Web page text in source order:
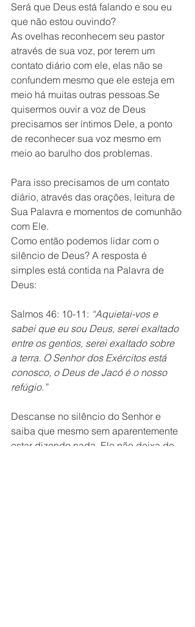
Será que Deus está falando e sou eu
que não estou ouvindo?
As ovelhas reconhecem seu pastor
através de sua voz, por terem um
contato diário com ele, elas não se
confundem mesmo que ele esteja em
meio há muitas outras pessoas.Se
quisermos ouvir a voz de Deus
precisamos ser íntimos Dele, a ponto
de reconhecer sua voz mesmo em
meio ao barulho dos problemas.
Para isso precisamos de um contato
diário, através das orações, leitura de
Sua Palavra e momentos de comunhão
com Ele.
Como então podemos lidar com o
silêncio de Deus? A resposta é
simples está contida na Palavra de
Deus:
Salmos 46: 10-11: “Aquietai-vos e
sabei que eu sou Deus, serei exaltado
entre os gentios, serei exaltado sobre
a terra. O Senhor dos Exércitos está
conosco, o Deus de Jacó é o nosso
refúgio.”
Descanse no silêncio do Senhor e
saiba que mesmo sem aparentemente
estar dizendo nada, Ele não deixa de